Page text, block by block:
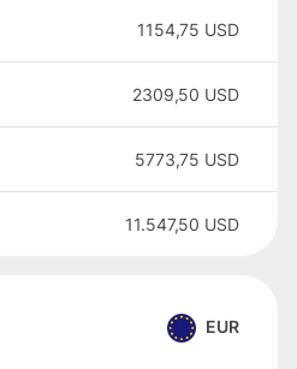
1154,75 USD
2309,50 USD
5773,75 USD
11.547,50 USD
EUR